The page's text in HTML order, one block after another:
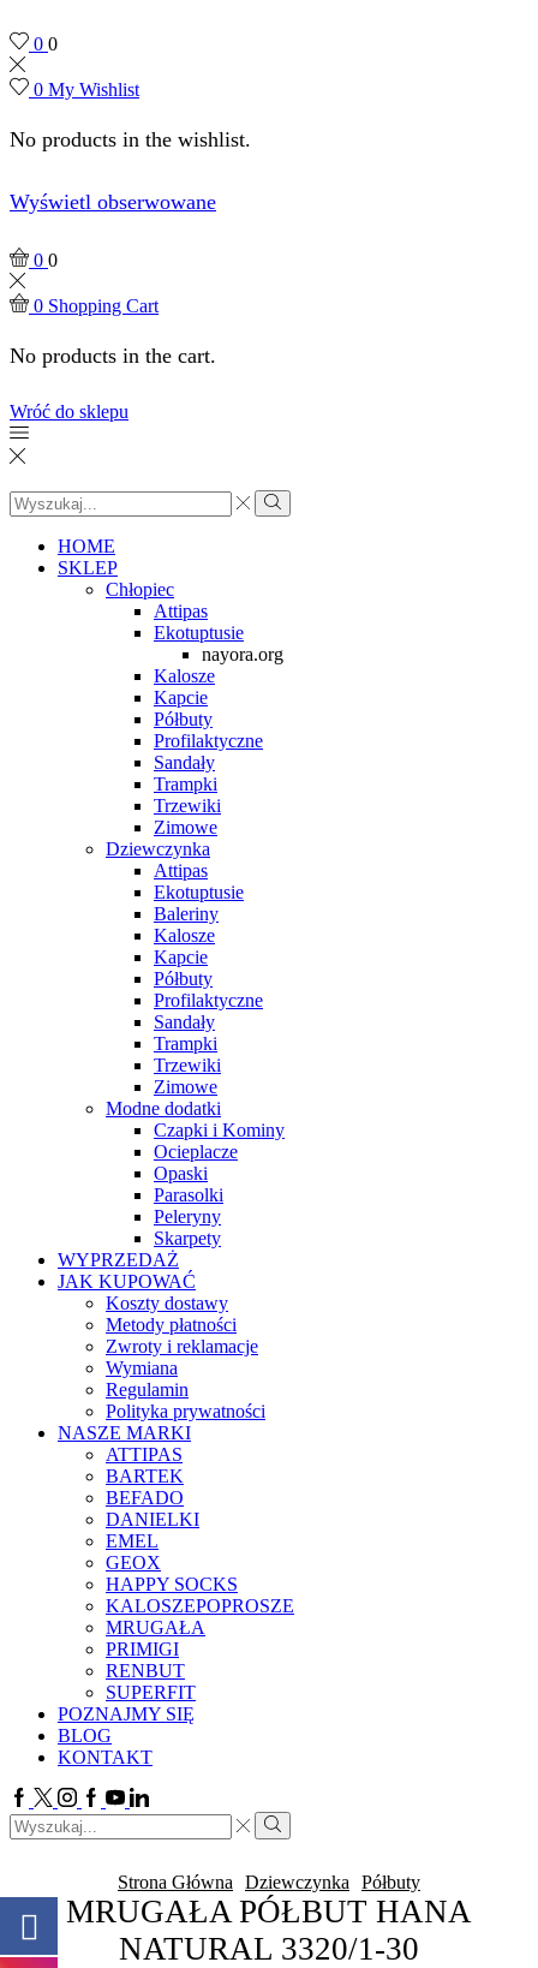
0 0
0 My Wishlist
No products in the wishlist.
Wyświetl obserwowane
0 0
0 Shopping Cart
No products in the cart.
Wróć do sklepu
Search
input
Search
HOME
SKLEP
Chłopiec
Attipas
Ekotuptusie
nayora.org
Kalosze
Kapcie
Półbuty
Profilaktyczne
Sandały
Trampki
Trzewiki
Zimowe
Dziewczynka
Attipas
Ekotuptusie
Baleriny
Kalosze
Kapcie
Półbuty
Profilaktyczne
Sandały
Trampki
Trzewiki
Zimowe
Modne dodatki
Czapki i Kominy
Ocieplacze
Opaski
Parasolki
Peleryny
Skarpety
WYPRZEDAŻ
JAK KUPOWAĆ
Koszty dostawy
Metody płatności
Zwroty i reklamacje
Wymiana
Regulamin
Polityka prywatności
NASZE MARKI
ATTIPAS
BARTEK
BEFADO
DANIELKI
EMEL
GEOX
HAPPY SOCKS
KALOSZEPOPROSZE
MRUGAŁA
PRIMIGI
RENBUT
SUPERFIT
POZNAJMY SIĘ
BLOG
KONTAKT
Facebook
TwitterInstagram
Google
plus
YoutubeLinkedin
Search
input
Search
Strona Główna Dziewczynka Półbuty
MRUGAŁA PÓŁBUT HANA
NATURAL 3320/1-30